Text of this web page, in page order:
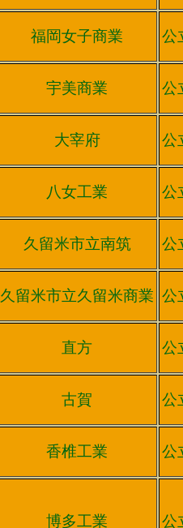
福岡女子商業 公
宇美商業 公
大宰府 公
八女工業 公
久留米市立南筑 公
久留米市立久留米商業 公
直方 公
古賀 公
香椎工業 公
博多工業 公